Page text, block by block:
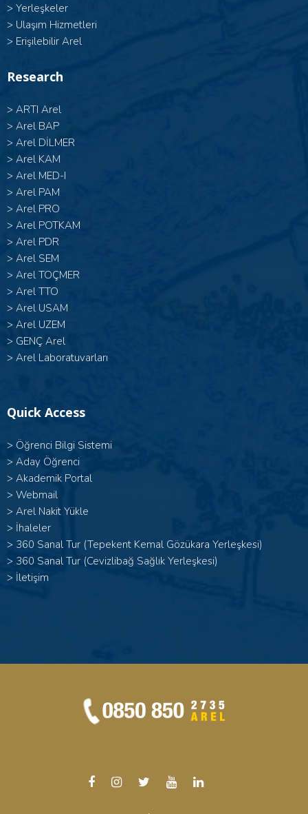
> Yerleşkeler
> Ulaşım Hizmetleri
> Erişilebilir Arel
Research
> ARTI Arel
> Arel BAP
> Arel DİLMER
> Arel KAM
> Arel MED-I
> Arel PAM
> Arel PRO
> Arel POTKAM
> Arel PDR
> Arel SEM
> Arel TOÇMER
> Arel TTO
> Arel USAM
> Arel UZEM
> GENÇ Arel
> Arel Laboratuvarları
Quick Access
> Öğrenci Bilgi Sistemi
> Aday Öğrenci
> Akademik Portal
> Webmail
> Arel Nakit Yükle
> İhaleler
> 360 Sanal Tur (Tepekent Kemal Gözükara Yerleşkesi)
> 360 Sanal Tur (Cevizlibağ Sağlık Yerleşkesi)
> İletişim